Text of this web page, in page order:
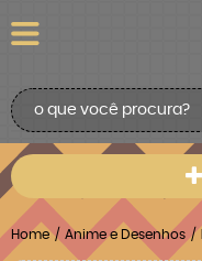
Home Anime e Desenhos